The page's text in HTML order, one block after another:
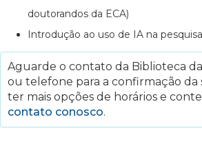
doutorandos da ECA)
Introdução ao uso de IA na
Aguarde o contato da Biblioteca da
ou telefone para a confirmação da
ter mais opções de horários e
contato conosco.